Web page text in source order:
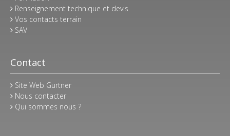
Renseignement technique et devis
Vos contacts terrain
SAV
Contact
Site Web Gurtner
Nous contacter
Qui sommes nous ?